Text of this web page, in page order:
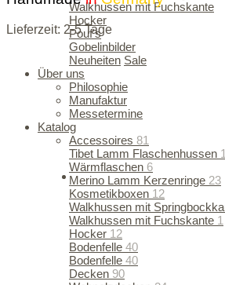
Walkhussen mit Fuchskante
Hocker
Pouf's
Gobelinbilder
Neuheiten Sale
Über uns
Philosophie
Manufaktur
Messetermine
Katalog
Accessoires 81
Tibet Lamm Flaschenhussen 1
Wärmflaschen 6
Merino Lamm Kerzenringe 23
Kosmetikboxen 12
Walkhussen mit
Walkhussen mit Fuchskante 1
Hocker 12
Bodenfelle 40
Bodenfelle 40
Decken 90
Lieferzeit: 2-5 Tage